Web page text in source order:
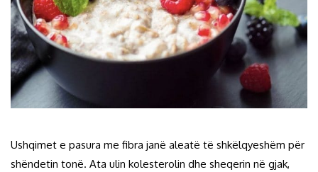
Ushqimet e pasura me fibra janë aleatë të shkëlqyeshëm për
shëndetin tonë. Ata ulin kolesterolin dhe sheqerin në gjak,